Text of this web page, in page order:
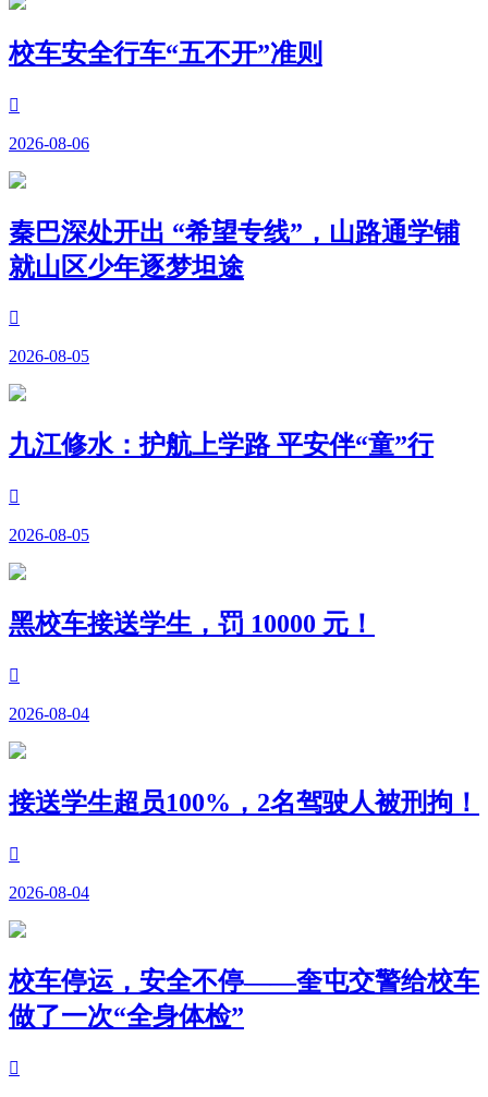
校车安全行车“五不开”准则

2026-08-06
秦巴深处开出 “希望专线”，山路通学铺
就山区少年逐梦坦途

2026-08-05
九江修水：护航上学路 平安伴“童”行

2026-08-05
黑校车接送学生，罚 10000 元！

2026-08-04
接送学生超员100%，2名驾驶人被刑拘！

2026-08-04
校车停运，安全不停——奎屯交警给校车
做了一次“全身体检”
